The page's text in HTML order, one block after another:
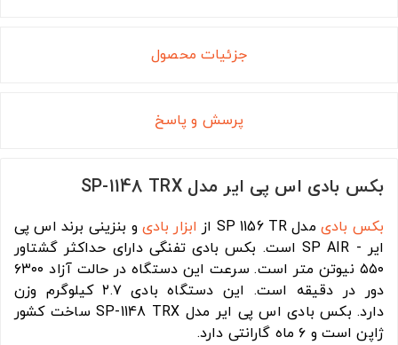
جزئیات محصول
پرسش و پاسخ
بکس بادی اس پی ایر مدل SP-1148 TRX
بکس بادی مدل SP 1156 TR از ابزار بادی و بنزینی برند اس پی
ایر - SP AIR است. بکس بادی تفنگی دارای حداکثر گشتاور
۵۵۰ نیوتن متر است. سرعت این دستگاه در حالت آزاد ۶۳۰۰
دور در دقیقه است. این دستگاه بادی ۲.۷ کیلوگرم وزن
دارد. بکس بادی اس پی ایر مدل SP-1148 TRX ساخت کشور
ژاپن است و ۶ ماه گارانتی دارد.